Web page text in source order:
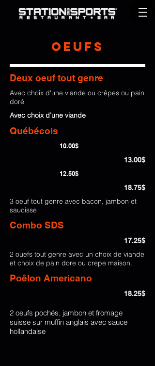
Oeufs
Deux oeuf tout genre
Avec choix d'une viande ou crêpes ou pain
doré
Avec choix d'une viande
Québécois
10.00$
13.00$
12.50$
18.75$
3 oeuf tout genre avec bacon, jambon et
saucisse
Combo SDS
17.25$
2 ouefs tout genre avec un choix de viande
et choix de pain dore ou crepe maison.
Poêlon Americano
18.25$
2 oeufs pochés, jambon et fromage
suisse sur muffin anglais avec sauce
hollandaise